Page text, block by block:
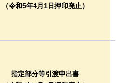
（令和5年4月1日押印廃止）
指定部分等引渡申出書